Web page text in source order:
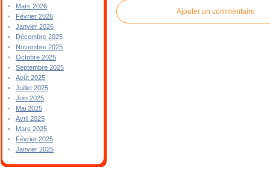
Mars 2026
Février 2026
Janvier 2026
Décembre 2025
Novembre 2025
Octobre 2025
Septembre 2025
Août 2025
Juillet 2025
Juin 2025
Mai 2025
Avril 2025
Mars 2025
Février 2025
Janvier 2025
Ajouter un commentaire